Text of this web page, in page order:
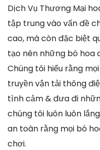
Dịch Vụ Thương Mại
tập trung vào vấn đề
cao, mà còn đặc biệt
tạo nên những bó hoa
Chúng tôi hiểu rằng
truyền vận tải thông
tình cảm & đưa đi
chúng tôi luôn luôn
an toàn rằng mọi bó
chơi.